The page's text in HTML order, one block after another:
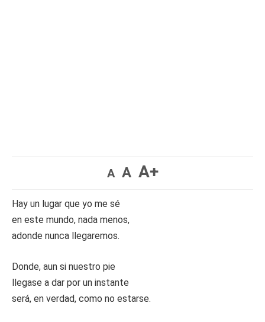
A A A+
Hay un lugar que yo me sé
en este mundo, nada menos,
adonde nunca llegaremos.
Donde, aun si nuestro pie
llegase a dar por un instante
será, en verdad, como no estarse.